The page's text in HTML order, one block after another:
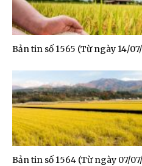
Bản tin số 1565 (Từ ngày 14/
Bản tin số 1564 (Từ ngày 07/